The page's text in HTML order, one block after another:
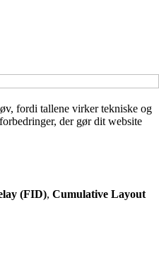
fordi tallene virker tekniske og
der gør dit website
(FID), Cumulative Layout